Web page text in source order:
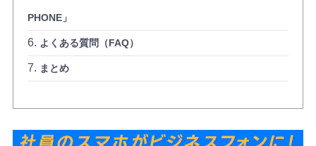
PHONE」
よくある質問（FAQ）
まとめ